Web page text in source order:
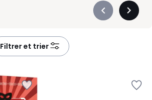
Précédent
Filtrer et trier